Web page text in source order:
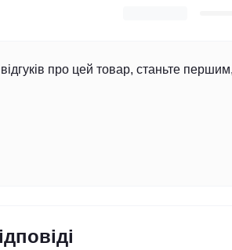
про цей товар, станьте